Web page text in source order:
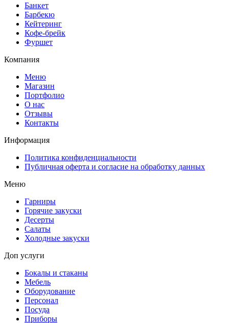
Банкет
Барбекю
Кейтеринг
Кофе-брейк
Фуршет
Компания
Меню
Магазин
Портфолио
О нас
Отзывы
Контакты
Информация
Политика конфиденциальности
Публичная оферта и согласие на обработку данных
Меню
Гарниры
Горячие закуски
Десерты
Салаты
Холодные закуски
Доп услуги
Бокалы и стаканы
Мебель
Оборудование
Персонал
Посуда
Приборы